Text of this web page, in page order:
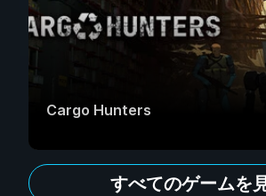
Cargo Hunters
すべてのゲームを